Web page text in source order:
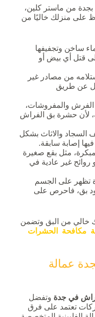
من ماستر كلين،
على منزلك خاليًا من
ساخن وتجفيفها
قتل أي بيض أو
من مصادر غير
عن طريق
والمفروشات،
لأن حشرة بق الفراش
السجاد والاثاث بشكل
إصابة سابقة.
مثل بقع صغيرة
روائح غير عادية في
تظهر على الجسم
بق، فاحرص على
خالي من البق وتضمن
مكافحة الحشرات
عمالة
في جدة وتفضل
تعتمد على فرق